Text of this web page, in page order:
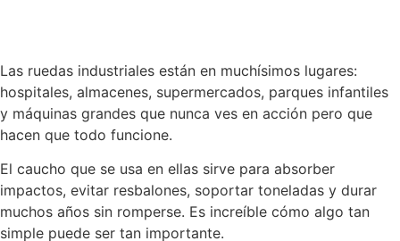
Las ruedas industriales están en muchísimos lugares:
hospitales, almacenes, supermercados, parques infantiles
y máquinas grandes que nunca ves en acción pero que
hacen que todo funcione.
El caucho que se usa en ellas sirve para absorber
impactos, evitar resbalones, soportar toneladas y durar
muchos años sin romperse. Es increíble cómo algo tan
simple puede ser tan importante.